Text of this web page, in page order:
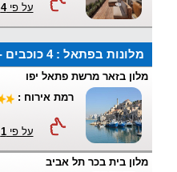
על פי4
מלונות בפתאל : 4 כוכבים - דירוג טוב מאוד
מלון בזאר מרשת פתאל יפו
רמת אירוח :
על פי1
מלון בית בכר תל אביב